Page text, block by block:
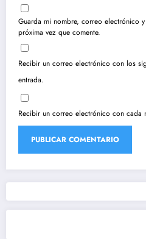
Guarda mi nombre, correo electrónico
próxima vez que comente.
Recibir un correo electrónico con los
entrada.
Recibir un correo electrónico con cada